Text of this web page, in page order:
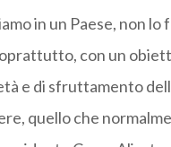
in un Paese, non lo
con un
e di sfruttamento
quello che